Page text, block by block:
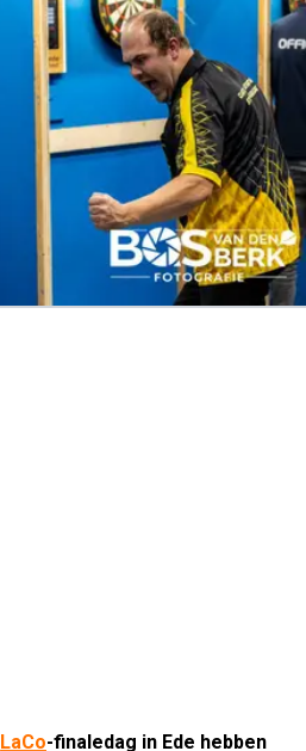
LaCo-finaledag in Ede hebben